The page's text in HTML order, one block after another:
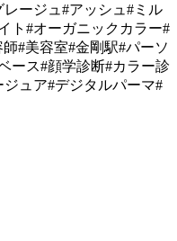
ージュ#アッシュ#ミル
ト#オーガニックカラー#
#美容室#金剛駅#パーソ
ース#顔学診断#カラー診
ュア#デジタルパーマ#